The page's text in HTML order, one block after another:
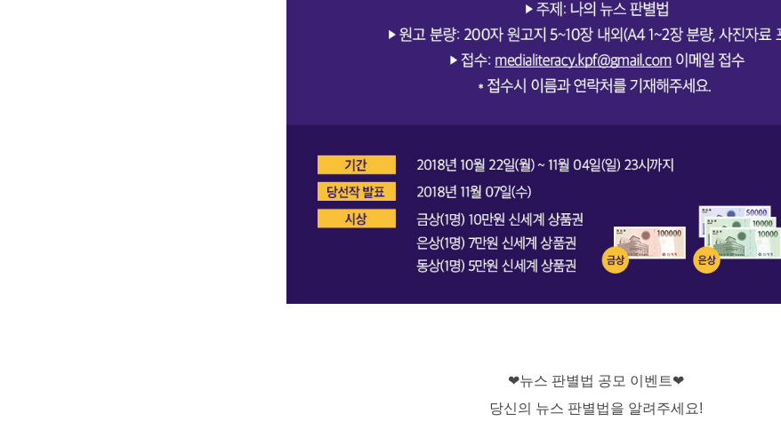
❤뉴스 판별법 공모 이벤트❤
당신의 뉴스 판별법을 알려주세요!